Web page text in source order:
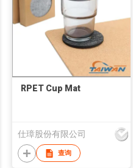
RPET Cup Mat
仕璋股份有限公司
查询